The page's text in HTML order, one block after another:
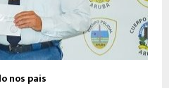
nos pais